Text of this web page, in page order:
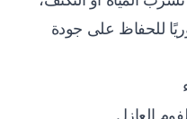
للحفاظ على جودة
العازل